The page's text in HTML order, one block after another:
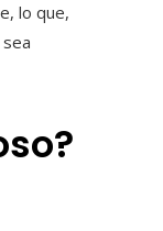
lo que,